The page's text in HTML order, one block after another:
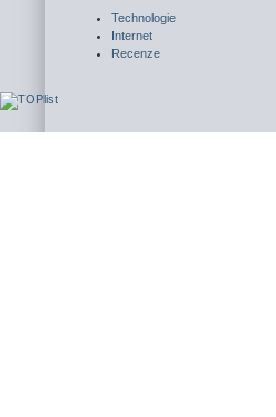
Technologie
Internet
Recenze